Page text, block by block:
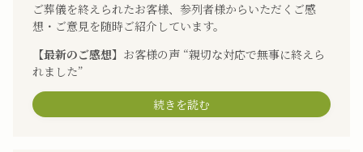
ご葬儀を終えられたお客様、参列者様からいただくご感
想・ご意見を随時ご紹介しています。
【最新のご感想】 お客様の声 “親切な対応で無事に終えら
れました”
続きを読む